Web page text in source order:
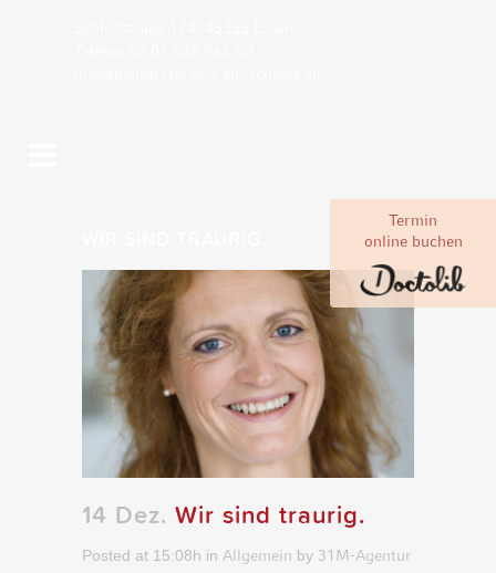
Termin
online buchen
14 Dez. Wir sind traurig.
Posted at 15:08h in Allgemein by 31M-Agentur